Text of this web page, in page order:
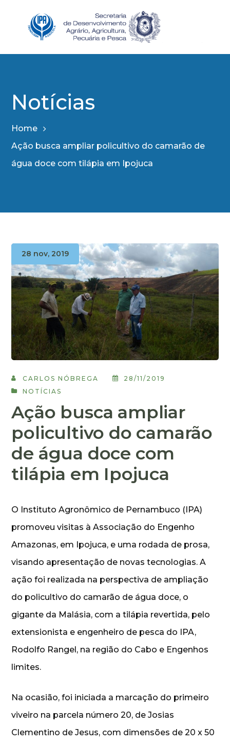
Notícias
Home
Ação busca ampliar policultivo do camarão de
água doce com tilápia em Ipojuca
28 nov, 2019
CARLOS NÓBREGA
28/11/2019
NOTÍCIAS
Ação busca ampliar
policultivo do camarão
de água doce com
tilápia em Ipojuca
O Instituto Agronômico de Pernambuco (IPA)
promoveu visitas à Associação do Engenho
Amazonas, em Ipojuca, e uma rodada de prosa,
visando apresentação de novas tecnologias. A
ação foi realizada na perspectiva de ampliação
do policultivo do camarão de água doce, o
gigante da Malásia, com a tilápia revertida, pelo
extensionista e engenheiro de pesca do IPA,
Rodolfo Rangel, na região do Cabo e Engenhos
limites.
Na ocasião, foi iniciada a marcação do primeiro
viveiro na parcela número 20, de Josias
Clementino de Jesus, com dimensões de 20 x 50